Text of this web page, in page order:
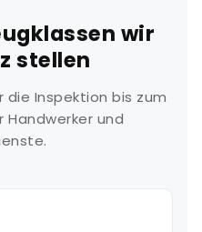
wir
stellen
Inspektion bis zum
Handwerker und